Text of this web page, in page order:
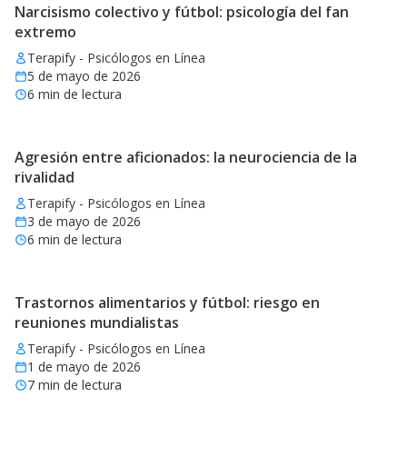
Narcisismo colectivo y fútbol: psicología del fan
extremo
Terapify - Psicólogos en Línea
5 de mayo de 2026
6 min de lectura
Agresión entre aficionados: la neurociencia de la
rivalidad
Terapify - Psicólogos en Línea
3 de mayo de 2026
6 min de lectura
Trastornos alimentarios y fútbol: riesgo en
reuniones mundialistas
Terapify - Psicólogos en Línea
1 de mayo de 2026
7 min de lectura